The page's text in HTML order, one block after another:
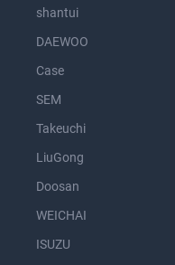
shantui
DAEWOO
Case
SEM
Takeuchi
LiuGong
Doosan
WEICHAI
ISUZU